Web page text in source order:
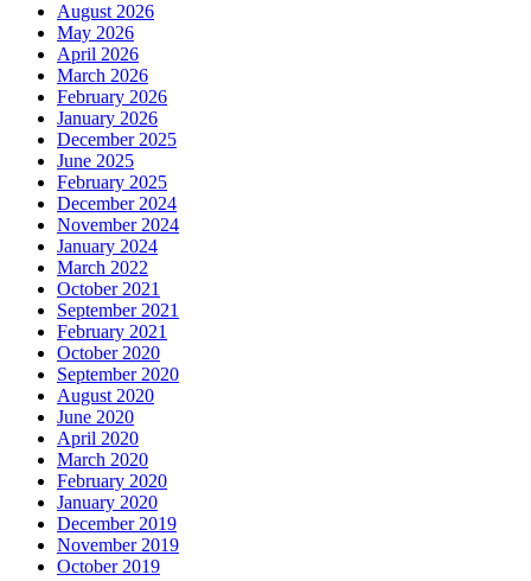
August 2026
May 2026
April 2026
March 2026
February 2026
January 2026
December 2025
June 2025
February 2025
December 2024
November 2024
January 2024
March 2022
October 2021
September 2021
February 2021
October 2020
September 2020
August 2020
June 2020
April 2020
March 2020
February 2020
January 2020
December 2019
November 2019
October 2019